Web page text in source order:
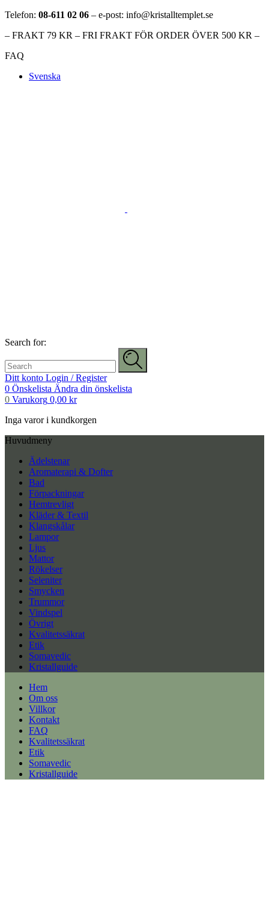
Telefon: 08-611 02 06 – e-post: info@kristalltemplet.se
– FRAKT 79 KR – FRI FRAKT FÖR ORDER ÖVER 500 KR –
FAQ
Svenska
Search for:
Ditt konto Login / Register
0 Önskelista Ändra din önskelista
0 Varukorg 0,00 kr
Inga varor i kundkorgen
Huvudmeny
Ädelstenar
Aromaterapi & Dofter
Bad
Förpackningar
Hemtrevligt
Kläder & Textil
Klangskålar
Lampor
Ljus
Mattor
Rökelser
Seleniter
Smycken
Trummor
Vindspel
Övrigt
Kvalitetssäkrat
Etik
Somavedic
Kristallguide
Hem
Om oss
Villkor
Kontakt
FAQ
Kvalitetssäkrat
Etik
Somavedic
Kristallguide